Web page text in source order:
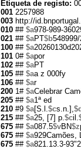
Etiqueta de registo:
001 2257988
003 http://
010 ## $a978-989-
021 ## $aPT$b
100 ## $a
101 0# $apor
102 ## $aPT
105 ## $aa z 000fy
106 ## $ar
200 1# $aCelebrar
205 ## $a1ª ed
210 #9 $a[S.l.$cs.n.],$d
215 ## $a25, [7] p.$cil.
675 ## $a087.5$vBN$z
675 ## $a929Camões,
675 ## $a821.13.3-